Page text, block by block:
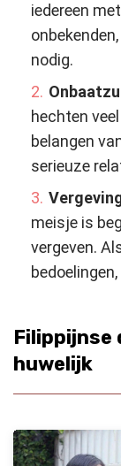
iedereen
nodig.
hechten
belangen
serieuze
meisje is
vergeven.
Filippijnse
huwelijk